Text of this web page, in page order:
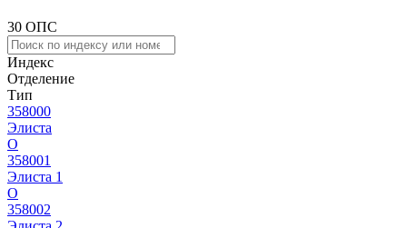
30 ОПС
Индекс
Отделение
Тип
358000
Элиста
О
358001
Элиста 1
О
358002